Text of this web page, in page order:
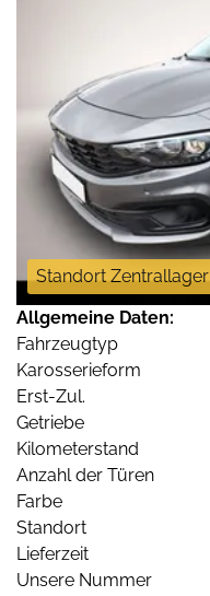
Standort Zentrallager
Allgemeine Daten:
Fahrzeugtyp
Karosserieform
Erst-Zul.
Getriebe
Kilometerstand
Anzahl der Türen
Farbe
Standort
Lieferzeit
Unsere Nummer